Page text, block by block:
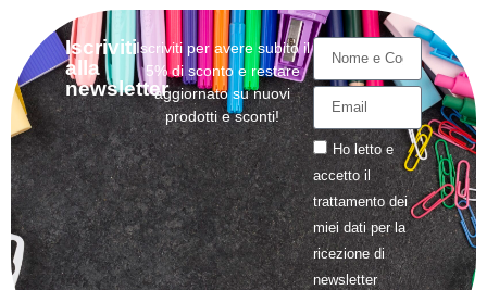
Iscriviti
alla
newsletter
Iscriviti per avere subito il
5% di sconto e restare
aggiornato su nuovi
prodotti e sconti!
Ho letto e
accetto il
trattamentodei
miei dati per la
ricezione di
newsletter